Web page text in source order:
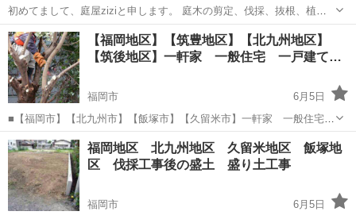
初めてまして、庭屋ziziと申します。 庭木の剪定、伐採、抜根、植
栽、消毒。 草木の除草、草刈り、根枯らし。 防草シート、人工芝、イ
ンターロッキング、アプローチレンガ、ブロック、土間工事、フェン
ス、門扉、新...
福岡 柳川市 その他 フェンス
【福岡地区】【筑豊地区】【北九州地区】
【筑後地区】一軒家 一般住宅 一戸建て
福岡市
6月5日
■【福岡市】【北九州市】【飯塚市】【久留米市】一軒家 一般住宅
一戸建て、市町村 隣近所苦情枝打ち 枝落としのご依頼は
fukuoka.greenへお任せ下さい。➿️0120333079
福岡 福岡市 草刈り
福岡地区 北九州地区 久留米地区 飯塚地
区 伐採工事後の盛土 盛り土工事
福岡市
6月5日